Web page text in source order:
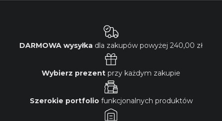
DARMOWA wysyłka dla zakupów powyżej 240,00 zł
Wybierz prezent przy każdym zakupie
Szerokie portfoliofunkcjonalnych produktów